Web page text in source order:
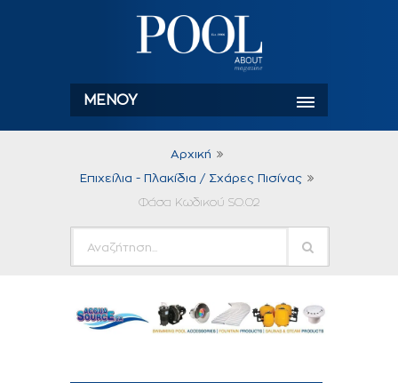
ΜΕΝΟΎ
Αρχική
Επιχείλια - Πλακίδια / Σχάρες Πισίνας
Φάσα Κωδικού SO.02